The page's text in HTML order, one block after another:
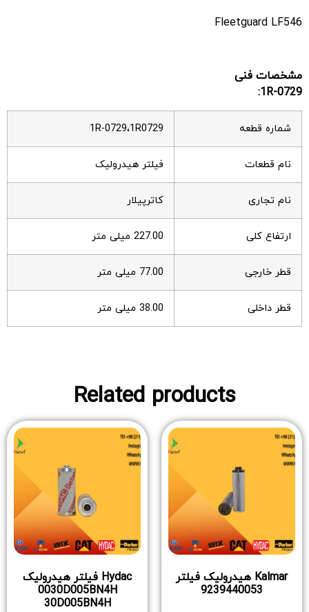
Fleetguard LF546
مشخصات فنی
1R-0729:
شماره قطعه 1R-0729،1R0729
نام قطعات فیلتر هیدرولیک
نام تجاری کاترپیلار
ارتفاع کلی 227.00 میلی متر
قطر خارجی 77.00 میلی متر
قطر داخلی 38.00 میلی متر
Related products
Kalmar هیدرولیک فیلتر
9239440053
Hydac فیلتر هیدرولیک
0030D005BN4H
30D005BN4H